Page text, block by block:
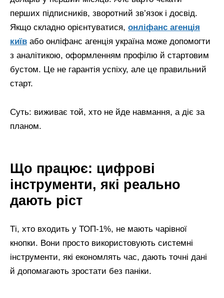
перших підписників, зворотний зв’язок і досвід.
Якщо складно орієнтуватися, онліфанс агенція
київ або онліфанс агенція україна може допомогти
з аналітикою, оформленням профілю й стартовим
бустом. Це не гарантія успіху, але це правильний
старт.
Суть: виживає той, хто не йде навмання, а діє за
планом.
Що працює: цифрові
інструменти, які реально
дають ріст
Ті, хто входить у ТОП-1%, не мають чарівної
кнопки. Вони просто використовують системні
інструменти, які економлять час, дають точні дані
й допомагають зростати без паніки.